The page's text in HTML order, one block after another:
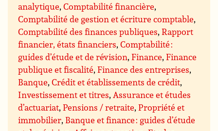
analytique,Comptabilité financière,
Comptabilité de gestion et écriture comptable,
Comptabilité des finances publiques,Rapport
financier, états financiers,Comptabilité :
guides d’étude et de révision,Finance,Finance
publique et fiscalité,Finance des entreprises,
Banque,Crédit et établissements de crédit,
Investissement et titres,Assurance et études
d’actuariat,Pensions / retraite,Propriété et
immobilier, Banque et finance : guides d’étude